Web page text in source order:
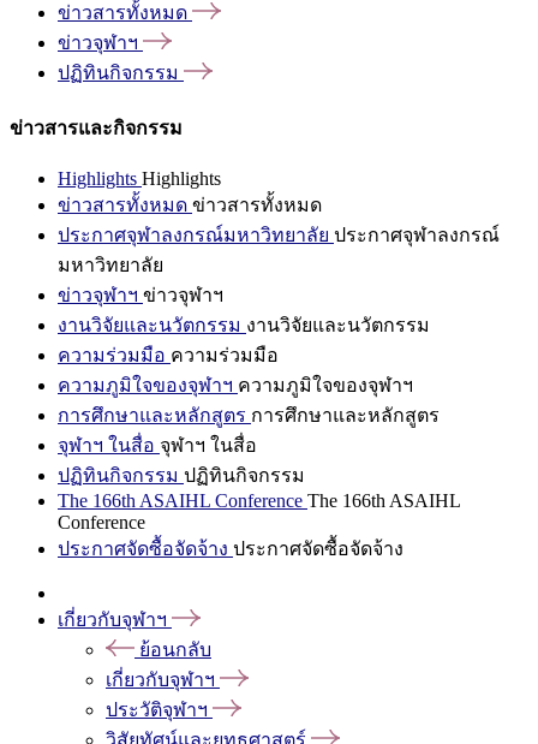
ข่าวสารทั้งหมด
ข่าวจุฬาฯ
ปฏิทินกิจกรรม
ข่าวสารและกิจกรรม
Highlights Highlights
ข่าวสารทั้งหมด ข่าวสารทั้งหมด
ประกาศจุฬาลงกรณ์มหาวิทยาลัย ประกาศจุฬาลงกรณ์
มหาวิทยาลัย
ข่าวจุฬาฯ ข่าวจุฬาฯ
งานวิจัยและนวัตกรรม งานวิจัยและนวัตกรรม
ความร่วมมือ ความร่วมมือ
ความภูมิใจของจุฬาฯ ความภูมิใจของจุฬาฯ
การศึกษาและหลักสูตร การศึกษาและหลักสูตร
จุฬาฯ ในสื่อ จุฬาฯ ในสื่อ
ปฏิทินกิจกรรม ปฏิทินกิจกรรม
The 166th ASAIHL Conference The 166th ASAIHL
Conference
ประกาศจัดซื้อจัดจ้าง ประกาศจัดซื้อจัดจ้าง
เกี่ยวกับจุฬาฯ
ย้อนกลับ
เกี่ยวกับจุฬาฯ
ประวัติจุฬาฯ